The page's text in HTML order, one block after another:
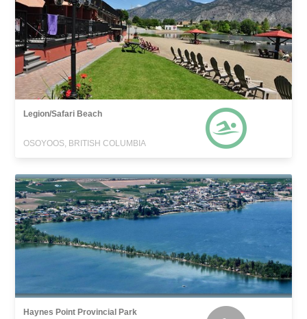
Legion/Safari Beach
OSOYOOS, BRITISH COLUMBIA
Haynes Point Provincial Park